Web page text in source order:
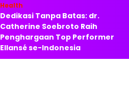
Health
Dedikasi Tanpa Batas: dr.
Catherine Soebroto Raih
Penghargaan Top Performer
Ellansé se-Indonesia